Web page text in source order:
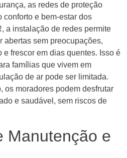
as redes de proteção
conforto e bem-estar dos
a instalação de redes permite
abertas sem preocupações,
frescor em dias quentes. Isso é
famílias que vivem em
de ar pode ser limitada.
os moradores podem desfrutar
e saudável, sem riscos de
Manutenção e